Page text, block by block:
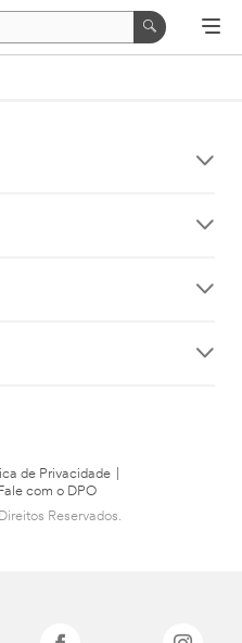
de Privacidade
Fale com o DPO
Reservados.